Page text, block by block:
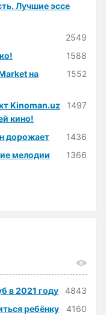
Лучшие эссе
2549
1588
на
1552
Kinoman.uz
кино!
1497
дорожает
1436
мелодии
1366
в 2021 году
4843
ребёнку
4160